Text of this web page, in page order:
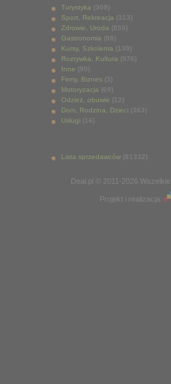
Turystyka (309)
Sport, Rekreacja (313)
Zdrowie, Uroda (850)
Gastronomia (88)
Kursy, Szkolenia (130)
Rozrywka, Kultura (976)
Inne (90)
Firmy, Biznes (3)
Motoryzacja (69)
Odzież, obuwie (12)
Dom, Rodzina, Dzieci (363)
Usługi (16)
Lista sprzedawców (81332)
Deal.pl © 2011-2026
Projekt i realizacja: